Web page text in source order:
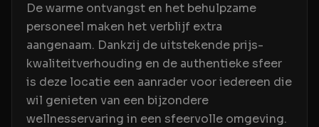
De warme ontvangst en het behulpzame
personeel maken het verblijf extra
aangenaam. Dankzij de uitstekende prijs-
kwaliteitverhouding en de authentieke sfeer
is deze locatie een aanrader voor iedereen die
wil genieten van een bijzondere
wellnesservaring in een sfeervolle omgeving.